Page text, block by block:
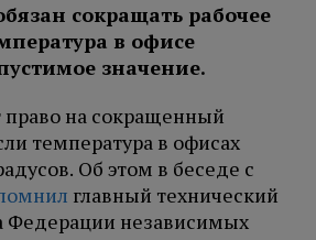
сокращать рабочее
в офисе
значение.
на сокращенный
температура в офисах
Об этом в беседе с
главный технический
Федерации независимых